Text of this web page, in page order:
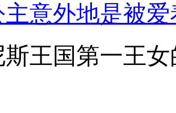
主意外地是被
斯王国第一王女